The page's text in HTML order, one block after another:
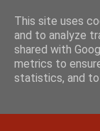
This site uses
and to analyze
shared with
metrics to
statistics, and